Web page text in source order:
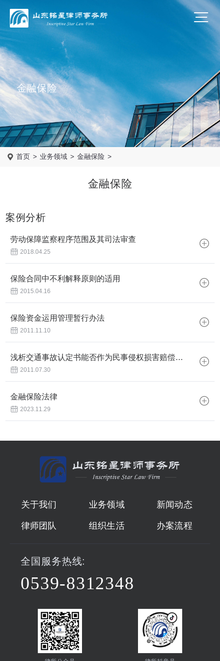
金融保险
首页 > 业务领域 > 金融保险 >
金融保险
案例分析
劳动保障监察程序范围及其司法审查
2018.04.25
保险合同中不利解释原则的适用
2015.04.16
保险资金运用管理暂行办法
2011.11.10
浅析交通事故认定书能否作为民事侵权损害赔偿案
件责任分配的唯一依据
2011.07.30
金融保险法律
2023.11.29
关于我们 业务领域 新闻动态
律师团队 组织生活 办案流程
全国服务热线:
0539-8312348